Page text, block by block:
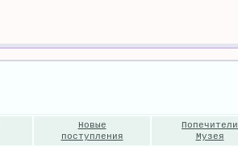
Новые
поступления
Попечители
Музея